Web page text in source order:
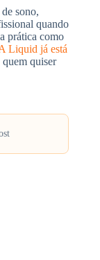
sono,
quando
prática como
Liquid já está
quem quiser